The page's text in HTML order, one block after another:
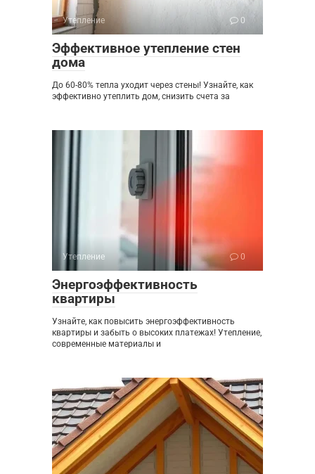
Утепление 0
Эффективное утепление стен
дома
До 60-80% тепла уходит через стены! Узнайте, как
эффективно утеплить дом, снизить счета за
Утепление 0
Энергоэффективность
квартиры
Узнайте, как повысить энергоэффективность
квартиры и забыть о высоких платежах! Утепление,
современные материалы и